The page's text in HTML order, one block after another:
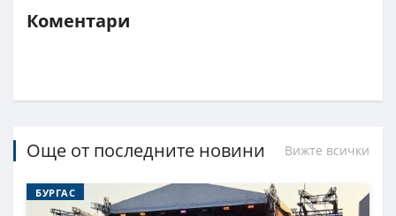
Коментари
Още от последните новини Вижте всички
БУРГАС